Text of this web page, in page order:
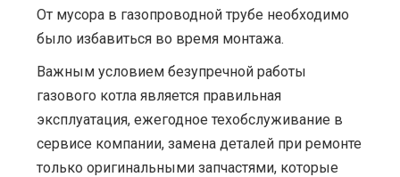
От мусора в газопроводной трубе необходимо
было избавиться во время монтажа.
Важным условием безупречной работы
газового котла является правильная
эксплуатация, ежегодное техобслуживание в
сервисе компании, замена деталей при ремонте
только оригинальными запчастями, которые